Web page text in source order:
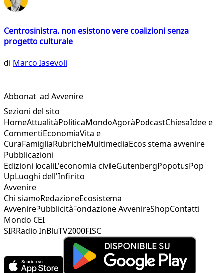
Centrosinistra, non esistono vere coalizioni senza
progetto culturale
di Marco Iasevoli
Abbonati ad Avvenire
Sezioni del sito
HomeAttualitàPoliticaMondoAgoràPodcastChiesaIdee e
CommentiEconomiaVita e
CuraFamigliaRubricheMultimediaEcosistema avvenire
Pubblicazioni
Edizioni localiL'economia civileGutenbergPopotusPop
UpLuoghi dell'Infinito
Avvenire
Chi siamoRedazioneEcosistema
AvvenirePubblicitàFondazione AvvenireShopContatti
Mondo CEI
SIRRadio InBluTV2000FISC